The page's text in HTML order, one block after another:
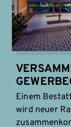
Einem
wird neuer